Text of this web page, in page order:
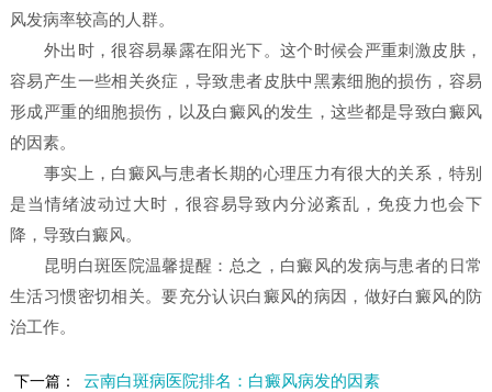
风发病率较高的人群。
外出时，很容易暴露在阳光下。这个时候会严重刺激皮肤，
容易产生一些相关炎症，导致患者皮肤中黑素细胞的损伤，容易
形成严重的细胞损伤，以及白癜风的发生，这些都是导致白癜风
的因素。
事实上，白癜风与患者长期的心理压力有很大的关系，特别
是当情绪波动过大时，很容易导致内分泌紊乱，免疫力也会下
降，导致白癜风。
昆明白斑医院温馨提醒：总之，白癜风的发病与患者的日常
生活习惯密切相关。要充分认识白癜风的病因，做好白癜风的防
治工作。
下一篇： 云南白斑病医院排名：白癜风病发的因素